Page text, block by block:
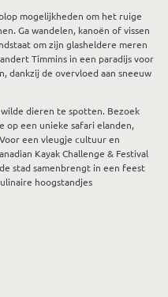
mogelijkheden om het ruige
Ga wandelen, kanoën of vissen
om zijn glasheldere meren
Timmins in een paradijs voor
dankzij de overvloed aan sneeuw
dieren te spotten. Bezoek
op een unieke safari elanden,
een vleugje cultuur en
Kayak Challenge & Festival
stad samenbrengt in een feest
hoogstandjes